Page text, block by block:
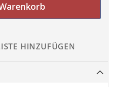
HINZUFÜGEN